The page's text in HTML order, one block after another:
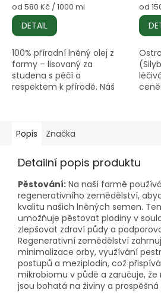
Měrná
cena:
od 580 Kč / 1000 ml
DETAIL
100% přírodní lněný olej z
farmy – lisovaný za
studena s péčí a
respektem k přírodě. Náš
naší farmě s...
cena:
od
Popis Značka
Detailní popis produktu
Pěstování: Na naší farmě
regenerativního zemědělství,
kvalitu našich lněných semen.
umožňuje pěstovat plodiny v
zlepšovat zdraví půdy a
Regenerativní zemědělství
minimalizace orby, využívání
postupů a meziplodin, což
mikrobiomu v půdě a zaručuje,
jsou bohatá na živiny a prospěšná